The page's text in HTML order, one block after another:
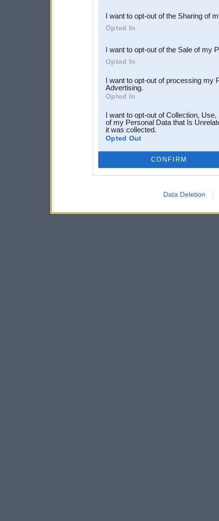
Downstream Participants
third parties.
I want to opt-out of the Sharing of
Opted In
I want to opt-out of the Sale of my
Opted In
I want to opt-out of processing my
Advertising.
Opted In
I want to opt-out of Collection,
of my Personal Data that Is
it was collected.
Opted Out
CONFIRM
Data Deletion